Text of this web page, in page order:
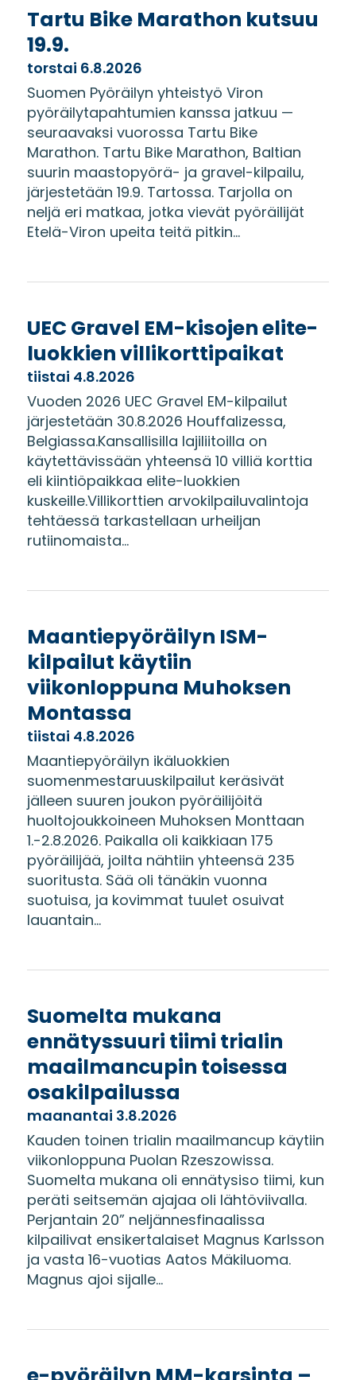
Tartu Bike Marathon kutsuu
19.9.
torstai 6.8.2026
Suomen Pyöräilyn yhteistyö Viron
pyöräilytapahtumien kanssa jatkuu —
seuraavaksi vuorossa Tartu Bike
Marathon. Tartu Bike Marathon, Baltian
suurin maastopyörä- ja gravel-kilpailu,
järjestetään 19.9. Tartossa. Tarjolla on
neljä eri matkaa, jotka vievät pyöräilijät
Etelä-Viron upeita teitä pitkin...
UEC Gravel EM-kisojen elite-
luokkien villikorttipaikat
tiistai 4.8.2026
Vuoden 2026 UEC Gravel EM-kilpailut
järjestetään 30.8.2026 Houffalizessa,
Belgiassa.Kansallisilla lajiliitoilla on
käytettävissään yhteensä 10 villiä korttia
eli kiintiöpaikkaa elite-luokkien
kuskeille.Villikorttien arvokilpailuvalintoja
tehtäessä tarkastellaan urheiljan
rutiinomaista...
Maantiepyöräilyn ISM-
kilpailut käytiin
viikonloppuna Muhoksen
Montassa
tiistai 4.8.2026
Maantiepyöräilyn ikäluokkien
suomenmestaruuskilpailut keräsivät
jälleen suuren joukon pyöräilijöitä
huoltojoukkoineen Muhoksen Monttaan
1.-2.8.2026. Paikalla oli kaikkiaan 175
pyöräilijää, joilta nähtiin yhteensä 235
suoritusta. Sää oli tänäkin vuonna
suotuisa, ja kovimmat tuulet osuivat
lauantain...
Suomelta mukana
ennätyssuuri tiimi trialin
maailmancupin toisessa
osakilpailussa
maanantai 3.8.2026
Kauden toinen trialin maailmancup käytiin
viikonloppuna Puolan Rzeszowissa.
Suomelta mukana oli ennätysiso tiimi, kun
peräti seitsemän ajajaa oli lähtöviivalla.
Perjantain 20” neljännesfinaalissa
kilpailivat ensikertalaiset Magnus Karlsson
ja vasta 16-vuotias Aatos Mäkiluoma.
Magnus ajoi sijalle...